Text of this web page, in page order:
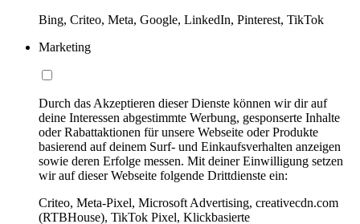
Bing, Criteo, Meta, Google, LinkedIn, Pinterest, TikTok
Marketing
Durch das Akzeptieren dieser Dienste können wir dir auf
deine Interessen abgestimmte Werbung, gesponserte Inhalte
oder Rabattaktionen für unsere Webseite oder Produkte
basierend auf deinem Surf- und Einkaufsverhalten anzeigen
sowie deren Erfolge messen. Mit deiner Einwilligung setzen
wir auf dieser Webseite folgende Drittdienste ein:
Criteo, Meta-Pixel, Microsoft Advertising, creativecdn.com
(RTBHouse), TikTok Pixel, Klickbasierte